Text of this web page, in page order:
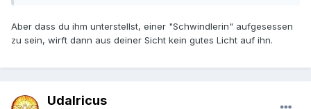
Aber dass du ihm unterstellst, einer "Schwindlerin" aufgesessen
zu sein, wirft dann aus deiner Sicht kein gutes Licht auf ihn.
Udalricus